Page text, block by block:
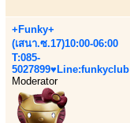
+Funky+
(เสนา.ซ.17)10:00-06:00
T:085-
5027899♥Line:funkyclub
Moderator